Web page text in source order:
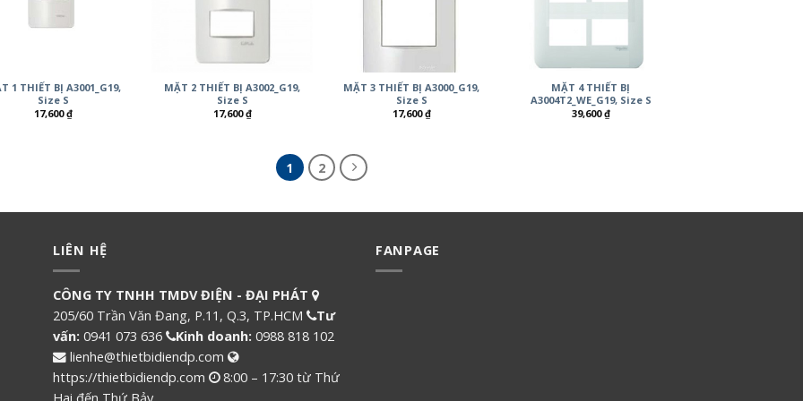
1 THIẾT BỊ A3001_G19,
Size S
17,600₫
MẶT 2 THIẾT BỊ A3002_G19,
Size S
17,600₫
MẶT 3 THIẾT BỊ A3000_G19,
Size S
17,600₫
MẶT 4 THIẾT BỊ
A3004T2_WE_G19, Size S
39,600₫
1 2
LIÊN HỆ
CÔNG TY TNHH TMDV ĐIỆN - ĐẠI PHÁT
205/60 Trần Văn Đang, P.11, Q.3, TP.HCM
Tư
vấn: 0941 073 636 Kinh doanh: 0988 818 102
lienhe@thietbidiendp.com
https://thietbidiendp.com
8:00 – 17:30 từ Thứ
FANPAGE